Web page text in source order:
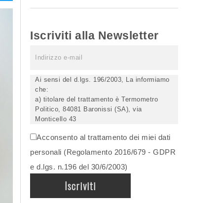
Iscriviti alla Newsletter
Ai sensi del d.lgs. 196/2003, La informiamo
che:
a) titolare del trattamento è Termometro
Politico, 84081 Baronissi (SA), via
Monticello 43
elettronicamente) soltanto dagli incaricati
autorizzati, esclusivamente per dare corso
all'invio della newsletter e per l'invio (anche
via email) di informazioni relative alle
c) la comunicazione dei dati è facoltativa,
ma in mancanza non potremo evadere la
Acconsento al trattamento dei miei dati
personali (Regolamento 2016/679 - GDPR
e d.lgs. n.196 del 30/6/2003)